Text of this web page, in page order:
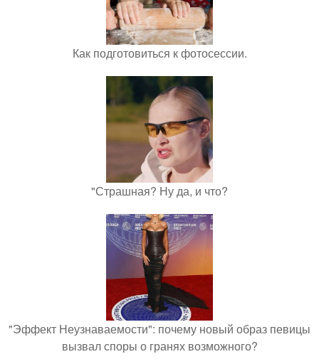
Как подготовиться к фотосессии.
"Страшная? Ну да, и что?
"Эффект Неузнаваемости": почему новый образ певицы
вызвал споры о гранях возможного?